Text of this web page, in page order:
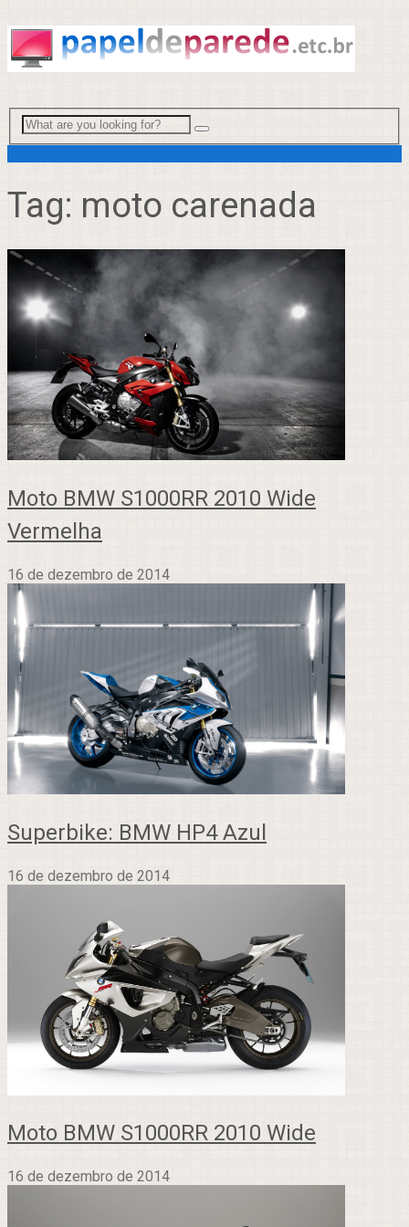
Tag: moto carenada
Moto BMW S1000RR 2010 Wide
Vermelha
16 de dezembro de 2014
Superbike: BMW HP4 Azul
16 de dezembro de 2014
Moto BMW S1000RR 2010 Wide
16 de dezembro de 2014